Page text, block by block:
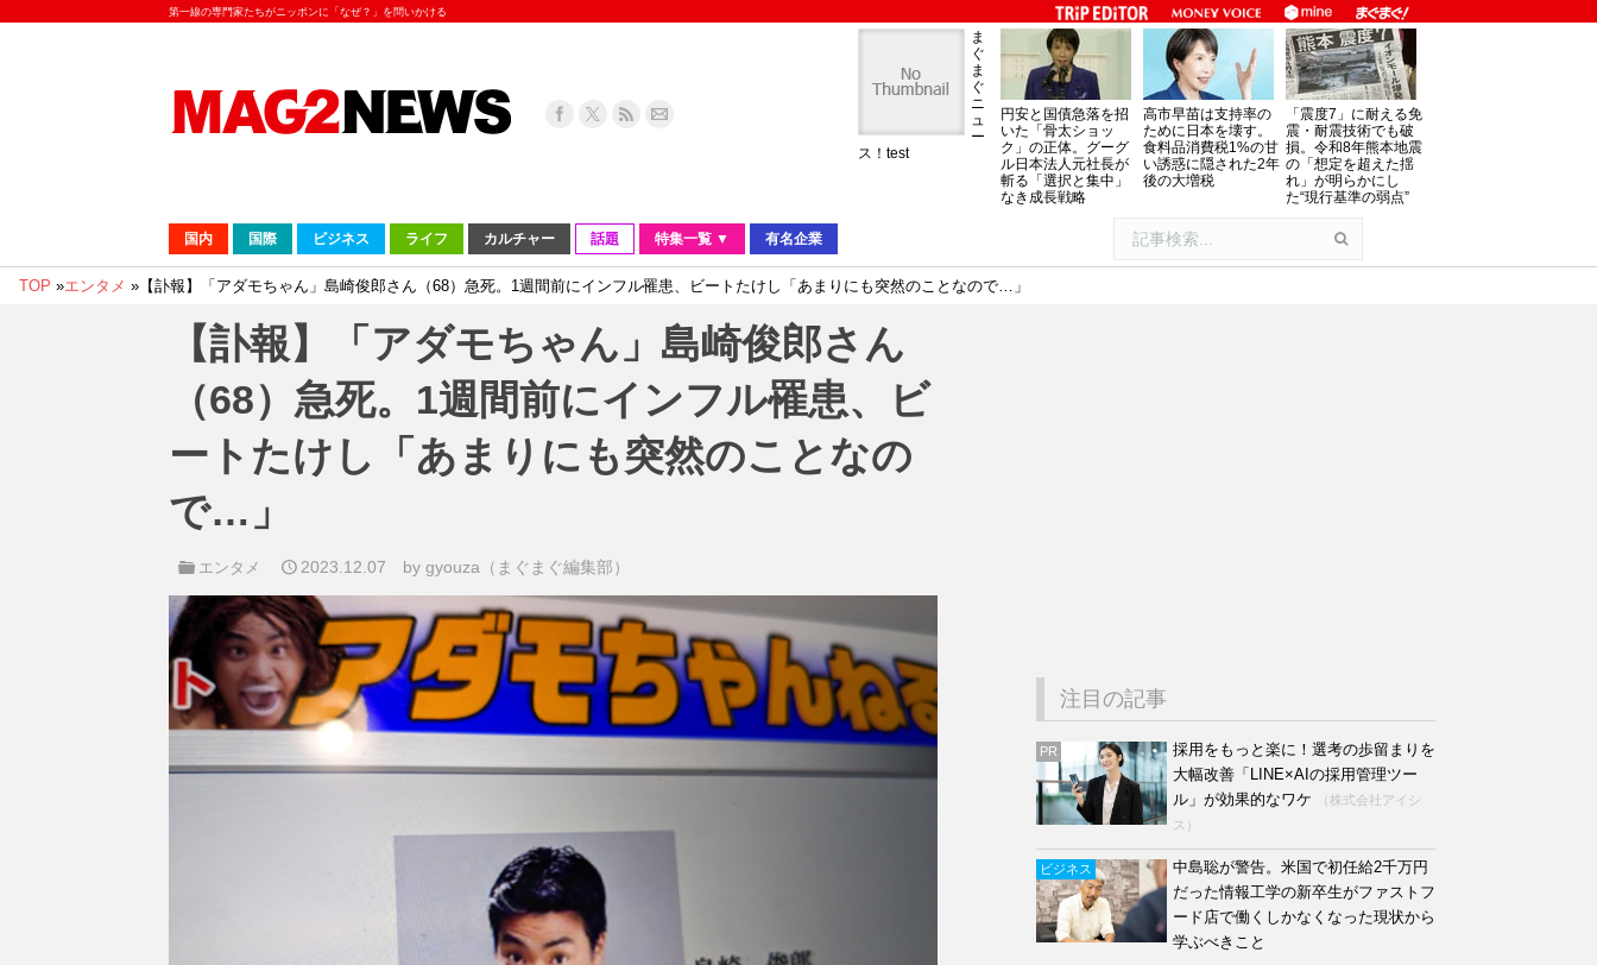
第一線の専門家たちがニッポンに「なぜ？」を問いかける
ま
ぐ
ま
ぐ
ニ
ュ
ー
ス！test
円安と国債急落を招
いた「骨太ショッ
ク」の正体。グーグ
ル日本法人元社長が
斬る「選択と集中」
なき成長戦略
高市早苗は支持率の
ために日本を壊す。
食料品消費税1%の甘
い誘惑に隠された2年
後の大増税
「震度7」に耐える免
震・耐震技術でも破
損。令和8年熊本地震
の「想定を超えた揺
れ」が明らかにし
た“現行基準の弱点”
国内 国際 ビジネス ライフ カルチャー 話題 特集一覧 ▼ 有名企業
TOP »エンタメ » 【訃報】「アダモちゃん」島崎俊郎さん（68）急死。1週間前にインフル罹患、ビートたけし「あまりにも突然のことなので…」
【訃報】「アダモちゃん」島崎俊郎さん
（68）急死。1週間前にインフル罹患、ビ
ートたけし「あまりにも突然のことなの
で…」
エンタメ 2023.12.07 by gyouza（まぐまぐ編集部）
注目の記事
PR
採用をもっと楽に！選考の歩留まりを
大幅改善「LINE×AIの採用管理ツー
ル」が効果的なワケ
（株式会社アイシ
ス）
ビジネス
中島聡が警告。米国で初任給2千万円
だった情報工学の新卒生がファストフ
ード店で働くしかなくなった現状から
学ぶべきこと